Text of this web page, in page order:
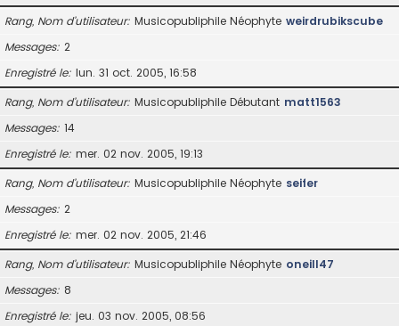
Rang, Nom d’utilisateur Musicopubliphile Néophyte weirdrubikscube
Messages 2
Enregistré le lun. 31 oct. 2005, 16:58
Rang, Nom d’utilisateur Musicopubliphile Débutant matt1563
Messages 14
Enregistré le mer. 02 nov. 2005, 19:13
Rang, Nom d’utilisateur Musicopubliphile Néophyte seifer
Messages 2
Enregistré le mer. 02 nov. 2005, 21:46
Rang, Nom d’utilisateur Musicopubliphile Néophyte oneill47
Messages 8
Enregistré le jeu. 03 nov. 2005, 08:56